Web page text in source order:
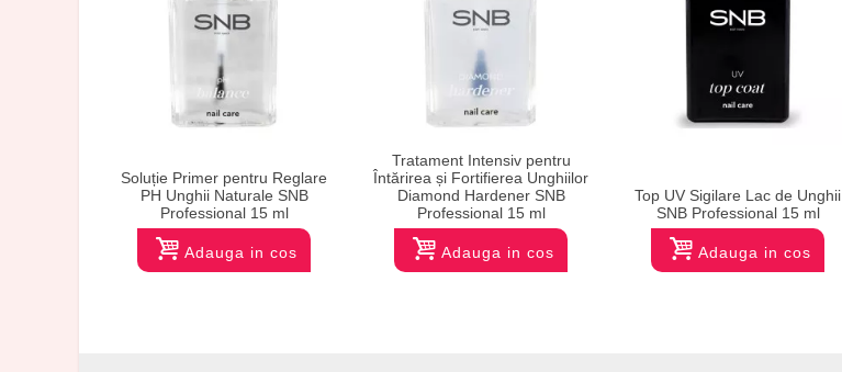
Soluție Primer pentru Reglare
PH Unghii Naturale SNB
Professional 15 ml
Adauga in cos
Tratament Intensiv pentru
Întărirea și Fortifierea Unghiilor
Diamond Hardener SNB
Professional 15 ml
Adauga in cos
Top UV Sigilare Lac de Unghii
SNB Professional 15 ml
Adauga in cos